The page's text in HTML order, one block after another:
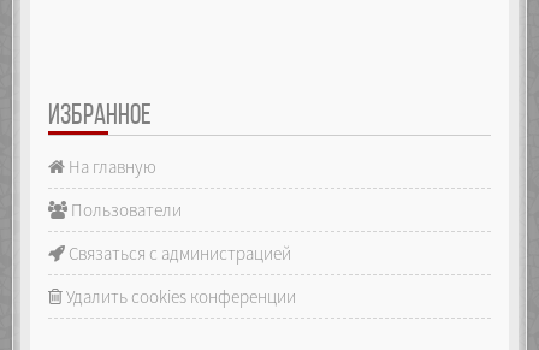
ИЗБРАННОЕ
На главную
Пользователи
Связаться с администрацией
Удалить cookies конференции